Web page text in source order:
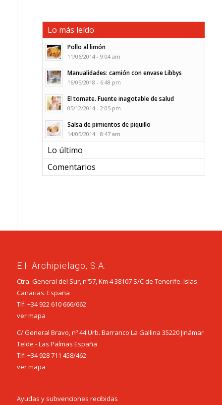
Lo más leído
Pollo al limón
11/06/2014 - 9:04 am
Manualidades: camión con envase Libbys
16/05/2018 - 6:48 pm
El tomate. Fuente inagotable de salud
05/12/2014 - 2:05 pm
Salsa de pimientos de piquillo
14/05/2014 - 8:47 am
Lo último
Comentarios
E.I. Archipielago, S.A.
Ctra. General del Sur, nº57, Km 4 38107 S/C de Tenerife. Islas
Canarias. España
Tlf: +34 922 610 666/662
ver mapa
C/ General Bravo, nº 44 Urb. Barranco La Gallina 35220 Jinámar
Telde - Las Palmas España
Tlf: +34 928 711 458/462
ver mapa
Ayudas y subvenciones recibidas